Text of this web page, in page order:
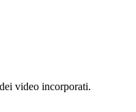
video incorporati.